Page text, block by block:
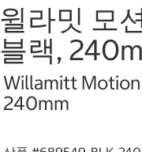
윌라밋 모
블랙,
Willamitt
240mm